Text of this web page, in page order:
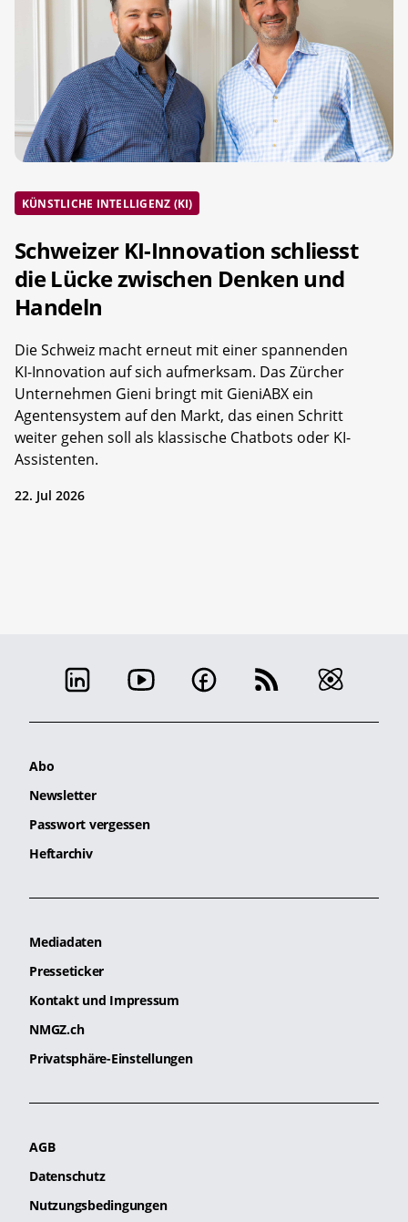
KÜNSTLICHE INTELLIGENZ (KI)
Schweizer KI-Innovation schliesst
die Lücke zwischen Denken und
Handeln
Die Schweiz macht erneut mit einer spannenden
KI-Innovation auf sich aufmerksam. Das Zürcher
Unternehmen Gieni bringt mit GieniABX ein
Agentensystem auf den Markt, das einen Schritt
weiter gehen soll als klassische Chatbots oder KI-
Assistenten.
22. Jul 2026
Abo
Newsletter
Passwort vergessen
Heftarchiv
Mediadaten
Presseticker
Kontakt und Impressum
NMGZ.ch
Privatsphäre-Einstellungen
AGB
Datenschutz
Nutzungsbedingungen